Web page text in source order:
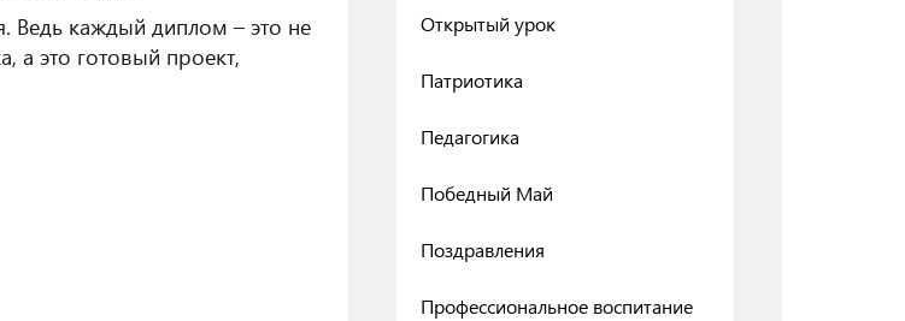
Ведь каждый диплом – это не
а это готовый проект,
Открытый урок
Патриотика
Педагогика
Победный Май
Поздравления
Профессиональное воспитание